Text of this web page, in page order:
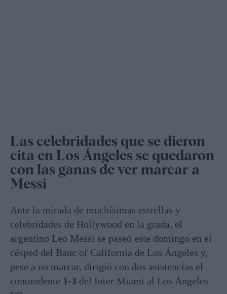
Las celebridades que se dieron
cita en Los Ángeles se quedaron
con las ganas de ver marcar a
Messi
Ante la mirada de muchísimas estrellas y
celebridades de Hollywood en la grada, el
argentino Leo Messi se paseó este domingo en el
césped del Banc of California de Los Ángeles y,
pese a no marcar, dirigió con dos asistencias el
contundente 1-3 del Inter Miami al Los Ángeles